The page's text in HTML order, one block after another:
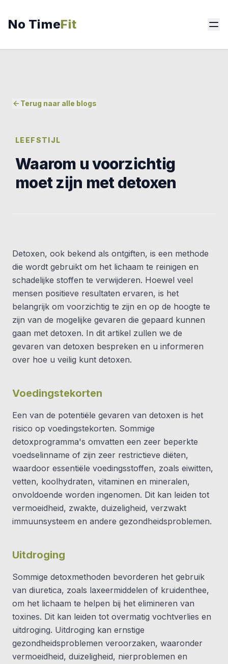
No TimeFit
Terug naar alle blogs
LEEFSTIJL
Waarom u voorzichtig
moet zijn met detoxen
Detoxen, ook bekend als ontgiften, is een methode
die wordt gebruikt om het lichaam te reinigen en
schadelijke stoffen te verwijderen. Hoewel veel
mensen positieve resultaten ervaren, is het
belangrijk om voorzichtig te zijn en op de hoogte te
zijn van de mogelijke gevaren die gepaard kunnen
gaan met detoxen. In dit artikel zullen we de
gevaren van detoxen bespreken en u informeren
over hoe u veilig kunt detoxen.
Voedingstekorten
Een van de potentiële gevaren van detoxen is het
risico op voedingstekorten. Sommige
detoxprogramma's omvatten een zeer beperkte
voedselinname of zijn zeer restrictieve diëten,
waardoor essentiële voedingsstoffen, zoals eiwitten,
vetten, koolhydraten, vitaminen en mineralen,
onvoldoende worden ingenomen. Dit kan leiden tot
vermoeidheid, zwakte, duizeligheid, verzwakt
immuunsysteem en andere gezondheidsproblemen.
Uitdroging
Sommige detoxmethoden bevorderen het gebruik
van diuretica, zoals laxeermiddelen of kruidenthee,
om het lichaam te helpen bij het elimineren van
toxines. Dit kan leiden tot overmatig vochtverlies en
uitdroging. Uitdroging kan ernstige
gezondheidsproblemen veroorzaken, waaronder
vermoeidheid, duizeligheid, nierproblemen en